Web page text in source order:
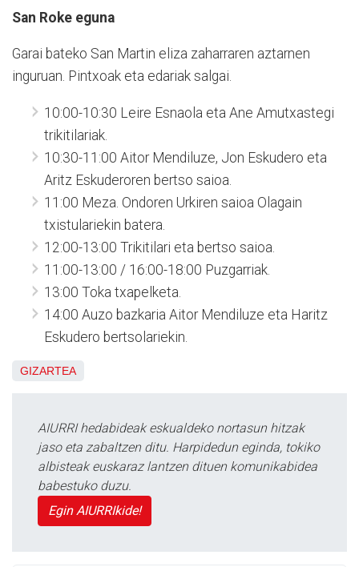
San Roke eguna
Garai bateko San Martin eliza zaharraren aztarnen
inguruan. Pintxoak eta edariak salgai.
10:00-10:30 Leire Esnaola eta Ane Amutxastegi
trikitilariak.
10:30-11:00 Aitor Mendiluze, Jon Eskudero eta
Aritz Eskuderoren bertso saioa.
11:00 Meza. Ondoren Urkiren saioa Olagain
txistulariekin batera.
12:00-13:00 Trikitilari eta bertso saioa.
11:00-13:00 / 16:00-18:00 Puzgarriak.
13:00 Toka txapelketa.
14:00 Auzo bazkaria Aitor Mendiluze eta Haritz
Eskudero bertsolariekin.
GIZARTEA
AIURRI hedabideak eskualdeko nortasun hitzak
jaso eta zabaltzen ditu. Harpidedun eginda, tokiko
albisteak euskaraz lantzen dituen komunikabidea
babestuko duzu.
Egin AIURRIkide!